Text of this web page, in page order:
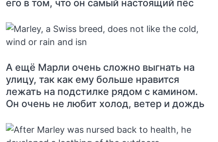
его в том, что он самый настоящий пёс
А ещё Марли очень сложно выгнать на
улицу, так как ему больше нравится
лежать на подстилке рядом с камином.
Он очень не любит холод, ветер и дождь